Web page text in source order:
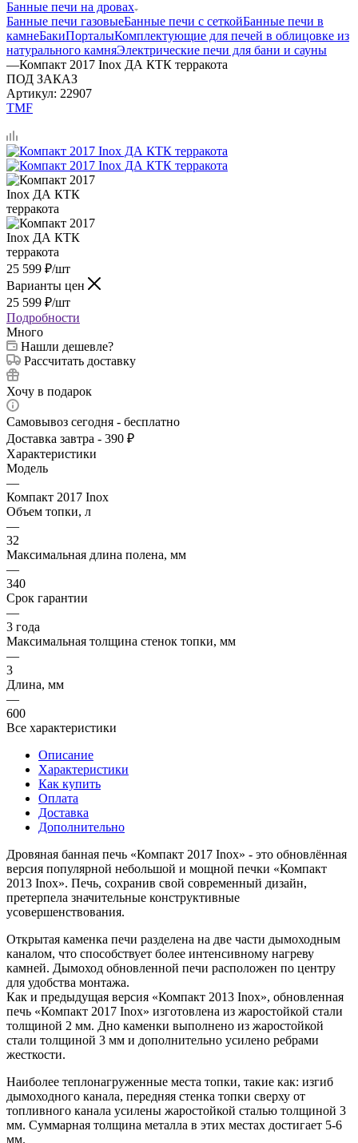
Банные печи на дровах
Банные печи газовыеБанные печи с сеткойБанные печи в
камнеБакиПорталыКомплектующие для печей в облицовке из
натурального камняЭлектрические печи для бани и сауны
—Компакт 2017 Inox ДА КТК терракота
ПОД ЗАКАЗ
Артикул: 22907
TMF
25 599 ₽/шт
Варианты цен
25 599 ₽/шт
Подробности
Много
Нашли дешевле?
Рассчитать доставку
Хочу в подарок
Самовывоз сегодня - бесплатно
Доставка завтра - 390 ₽
Характеристики
Модель
—
Компакт 2017 Inox
Объем топки, л
—
32
Максимальная длина полена, мм
—
340
Срок гарантии
—
3 года
Максимальная толщина стенок топки, мм
—
3
Длина, мм
—
600
Все характеристики
Описание
Характеристики
Как купить
Оплата
Доставка
Дополнительно
Дровяная банная печь «Компакт 2017 Inox» - это обновлённая
версия популярной небольшой и мощной печки «Компакт
2013 Inox». Печь, сохранив свой современный дизайн,
претерпела значительные конструктивные
усовершенствования.
Открытая каменка печи разделена на две части дымоходным
каналом, что способствует более интенсивному нагреву
камней. Дымоход обновленной печи расположен по центру
для удобства монтажа.
Как и предыдущая версия «Компакт 2013 Inox», обновленная
печь «Компакт 2017 Inox» изготовлена из жаростойкой стали
толщиной 2 мм. Дно каменки выполнено из жаростойкой
стали толщиной 3 мм и дополнительно усилено ребрами
жесткости.
Наиболее теплонагруженные места топки, такие как: изгиб
дымоходного канала, передняя стенка топки сверху от
топливного канала усилены жаростойкой сталью толщиной 3
мм. Суммарная толщина металла в этих местах достигает 5-6
мм.